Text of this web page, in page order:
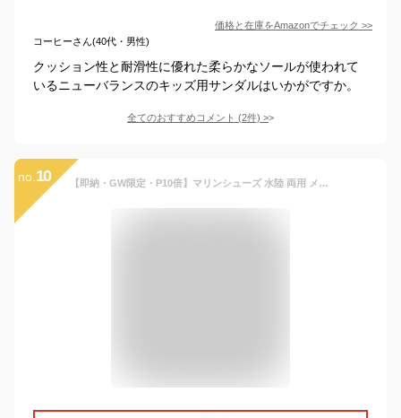
価格と在庫をAmazonでチェック >>
コーヒーさん(40代・男性)
クッション性と耐滑性に優れた柔らかなソールが使われて
いるニューバランスのキッズ用サンダルはいかがですか。
全てのおすすめコメント (2件) >
no. 10 【即納・GW限定・P10倍】マリンシューズ 水陸 両用 メンズ レディース 岩場 大人 アクアシューズ ウォーターシューズ キッズ レディース メンズ フィットネスシューズ シュノーケリング ダイビング スポーツ ケガ防止 速乾 男女兼用 靴 保護 軽量 排水機能 22~28cm